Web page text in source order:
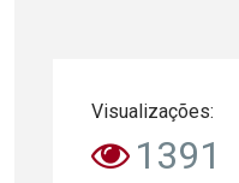
Visualizações:
1391